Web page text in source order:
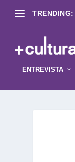
TRENDING:
ENTREVISTA